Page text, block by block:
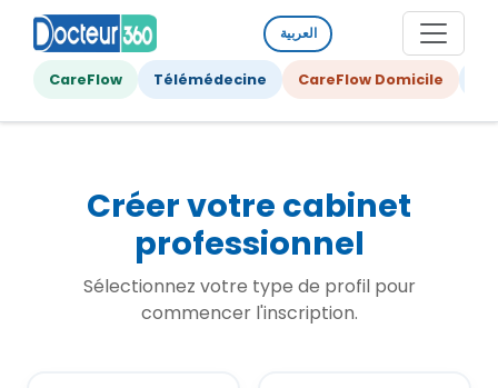
العربية
CareFlow Télémédecine CareFlow Domicile
Créer votre cabinet
professionnel
Sélectionnez votre type de profil pour
commencer l'inscription.